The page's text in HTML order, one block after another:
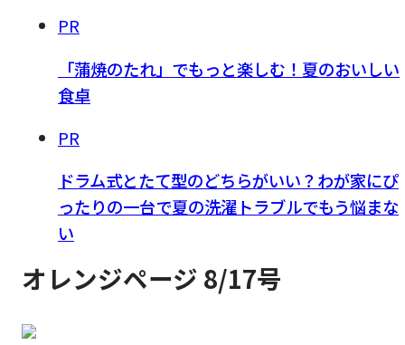
PR
「蒲焼のたれ」でもっと楽しむ！夏のおいしい
食卓
PR
ドラム式とたて型のどちらがいい？わが家にぴ
ったりの一台で夏の洗濯トラブルでもう悩まな
い
オレンジページ 8/17号